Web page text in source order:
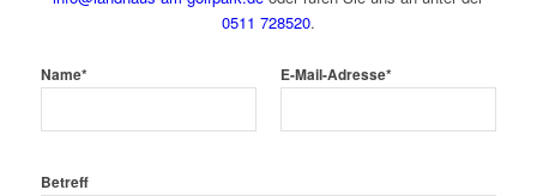
0511 728520.
Name* E-Mail-Adresse*
Betreff